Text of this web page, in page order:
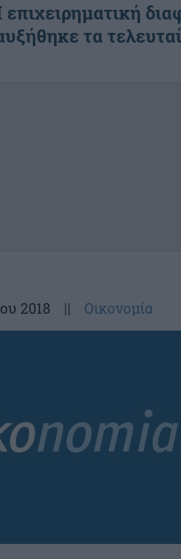
επιχειρηματική
τα
2018 || Οικονομία